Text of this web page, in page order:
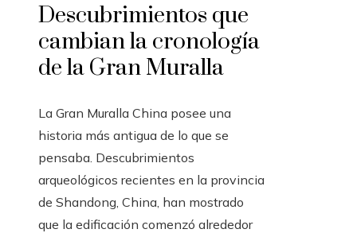
Descubrimientos que
cambian la cronología
de la Gran Muralla
La Gran Muralla China posee una
historia más antigua de lo que se
pensaba. Descubrimientos
arqueológicos recientes en la provincia
de Shandong, China, han mostrado
que la edificación comenzó alrededor